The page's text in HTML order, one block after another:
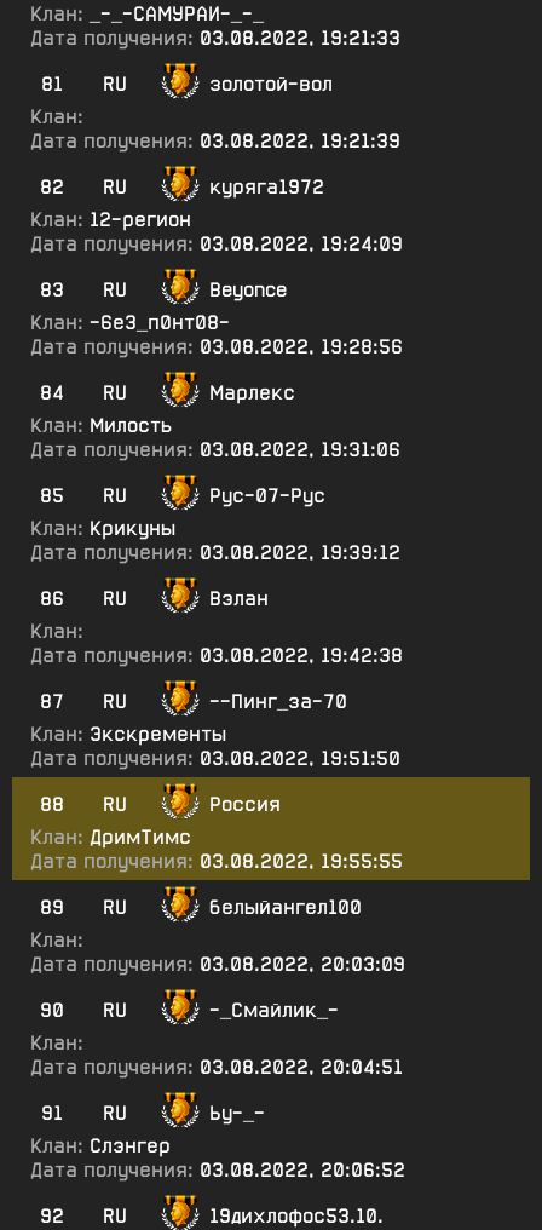
Клан:
_-_-САМУРАИ-_-_
Дата получения: 03.08.2022, 19:21:33
81
RU
золотой-вол
Клан:
Дата получения: 03.08.2022, 19:21:39
82
RU
куряга1972
Клан: 12-регион
Дата получения: 03.08.2022, 19:24:09
83
RU
Beyonce
Клан: -6е3_п0нт08-
Дата получения: 03.08.2022, 19:28:56
84
RU
Марлекс
Клан: Милость
Дата получения: 03.08.2022, 19:31:06
85
RU
Рус-07-Рус
Клан: Крикуны
Дата получения: 03.08.2022, 19:39:12
86
RU
Вэлан
Клан:
Дата получения: 03.08.2022, 19:42:38
87
RU
--Пинг_за-70
Клан: Экскременты
Дата получения: 03.08.2022, 19:51:50
88
RU
Россия
Клан: ДримТимс
Дата получения: 03.08.2022, 19:55:55
89
RU
белыйангел100
Клан:
Дата получения: 03.08.2022, 20:03:09
90
RU
-_Смайлик_-
Клан:
Дата получения: 03.08.2022, 20:04:51
91
RU
Ьу-_-
Клан: Слэнгер
Дата получения: 03.08.2022, 20:06:52
92
RU
19дихлофос53.10.